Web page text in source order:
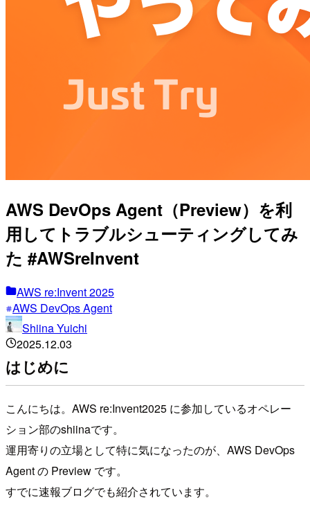
AWS DevOps Agent（Preview）を利
用してトラブルシューティングしてみ
た #AWSreInvent
AWS re:Invent 2025
AWS DevOps Agent
Shiina Yuichi
2025.12.03
はじめに
こんにちは。AWS re:Invent2025 に参加しているオペレー
ション部のshiinaです。
運用寄りの立場として特に気になったのが、AWS DevOps
Agent の Preview です。
すでに速報ブログでも紹介されています。